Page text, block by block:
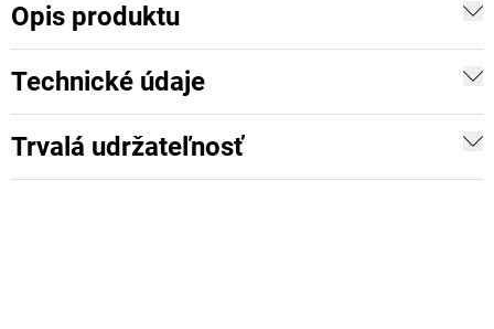
Opis produktu
Technické údaje
Trvalá udržateľnosť